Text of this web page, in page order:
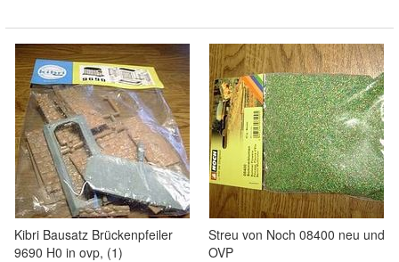
Kibri Bausatz Brückenpfeiler
9690 H0 in ovp, (1)
Streu von Noch 08400 neu und
OVP